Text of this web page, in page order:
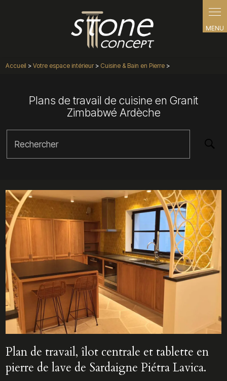
Accueil >Votre espace intérieur> Cuisine & Bain en Pierre >
Plans de travail de cuisine en Granit
Zimbabwé Ardèche
Rechercher
Plan de travail, îlot centrale et tablette en
pierre de lave de Sardaigne Piétra Lavica.